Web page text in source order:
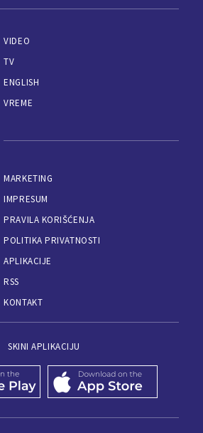
VIDEO
TV
ENGLISH
VREME
MARKETING
IMPRESUM
PRAVILA KORIŠĆENJA
POLITIKA PRIVATNOSTI
APLIKACIJE
RSS
KONTAKT
SKINI APLIKACIJU